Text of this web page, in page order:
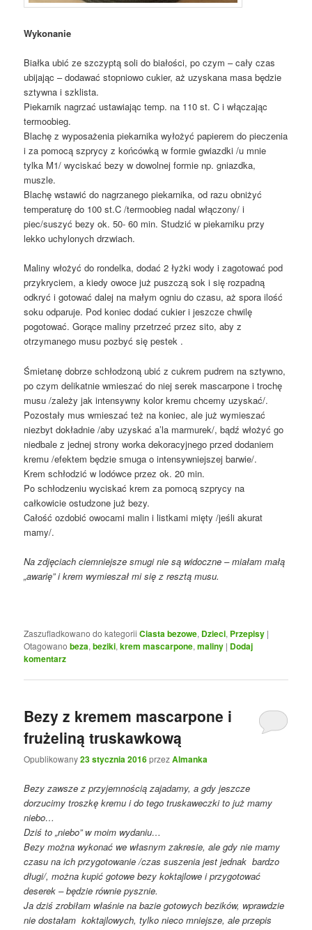
Wykonanie
Białka ubić ze szczyptą soli do białości, po czym – cały czas
ubijając – dodawać stopniowo cukier, aż uzyskana masa będzie
sztywna i szklista.
Piekarnik nagrzać ustawiając temp. na 110 st. C i włączając
termoobieg.
Blachę z wyposażenia piekarnika wyłożyć papierem do pieczenia
i za pomocą szprycy z końcówką w formie gwiazdki /u mnie
tylka M1/ wyciskać bezy w dowolnej formie np. gniazdka,
muszle.
Blachę wstawić do nagrzanego piekarnika, od razu obniżyć
temperaturę do 100 st.C /termoobieg nadal włączony/ i
piec/suszyć bezy ok. 50- 60 min. Studzić w piekarniku przy
lekko uchylonych drzwiach.
Maliny włożyć do rondelka, dodać 2 łyżki wody i zagotować pod
przykryciem, a kiedy owoce już puszczą sok i się rozpadną
odkryć i gotować dalej na małym ogniu do czasu, aż spora ilość
soku odparuje. Pod koniec dodać cukier i jeszcze chwilę
pogotować. Gorące maliny przetrzeć przez sito, aby z
otrzymanego musu pozbyć się pestek .
Śmietanę dobrze schłodzoną ubić z cukrem pudrem na sztywno,
po czym delikatnie wmieszać do niej serek mascarpone i trochę
musu /zależy jak intensywny kolor kremu chcemy uzyskać/.
Pozostały mus wmieszać też na koniec, ale już wymieszać
niezbyt dokładnie /aby uzyskać a’la marmurek/, bądź włożyć go
niedbale z jednej strony worka dekoracyjnego przed dodaniem
kremu /efektem będzie smuga o intensywniejszej barwie/.
Krem schłodzić w lodówce przez ok. 20 min.
Po schłodzeniu wyciskać krem za pomocą szprycy na
całkowicie ostudzone już bezy.
Całość ozdobić owocami malin i listkami mięty /jeśli akurat
mamy/.
Na zdjęciach ciemniejsze smugi nie są widoczne – miałam małą
„awarię” i krem wymieszał mi się z resztą musu.
Zaszufladkowano do kategorii Ciasta bezowe, Dzieci, Przepisy |
Otagowano beza,beziki,krem mascarpone,maliny | Dodaj
komentarz
Bezy z kremem mascarpone i
frużeliną truskawkową
Opublikowany23 stycznia 2016przezAlmanka
Bezy zawsze z przyjemnością zajadamy, a gdy jeszcze
dorzucimy troszkę kremu i do tego truskaweczki to już mamy
niebo…
Dziś to „niebo” w moim wydaniu…
Bezy można wykonać we własnym zakresie, ale gdy nie mamy
czasu na ich przygotowanie /czas suszenia jest jednak bardzo
długi/, można kupić gotowe bezy koktajlowe i przygotować
deserek – będzie równie pysznie.
Ja dziś zrobiłam właśnie na bazie gotowych bezików, wprawdzie
nie dostałam koktajlowych, tylko nieco mniejsze, ale przepis